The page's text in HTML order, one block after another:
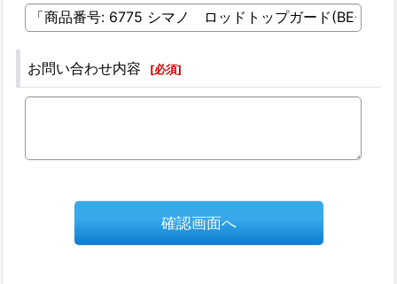
お問い合わせ内容 [必須]
確認画面へ